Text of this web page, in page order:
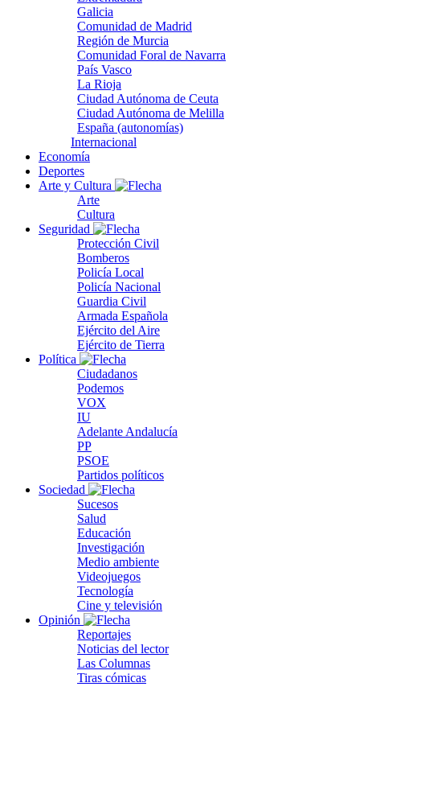
Galicia
Comunidad de Madrid
Región de Murcia
Comunidad Foral de Navarra
País Vasco
La Rioja
Ciudad Autónoma de Ceuta
Ciudad Autónoma de Melilla
España (autonomías)
Internacional
Economía
Deportes
Arte y Cultura
Arte
Cultura
Seguridad
Protección Civil
Bomberos
Policía Local
Policía Nacional
Guardia Civil
Armada Española
Ejército del Aire
Ejército de Tierra
Política
Ciudadanos
Podemos
VOX
IU
Adelante Andalucía
PP
PSOE
Partidos políticos
Sociedad
Sucesos
Salud
Educación
Investigación
Medio ambiente
Videojuegos
Tecnología
Cine y televisión
Opinión
Reportajes
Noticias del lector
Las Columnas
Tiras cómicas